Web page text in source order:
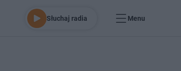
Słuchaj radia Menu